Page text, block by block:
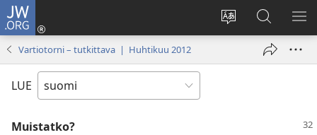
JW.ORG
Vaihda
sivuston
Kirjaudu
(avaa
Hae
JW.ORG-
sivustolta
Vartiotorni – tutkittava | Huhtikuu 2012
LUE
Muistatko?